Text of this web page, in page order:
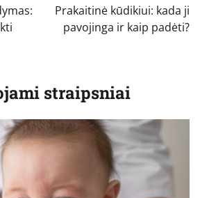
Prakaitinė kūdikiui: kada ji
pavojinga ir kaip padėti?
straipsniai